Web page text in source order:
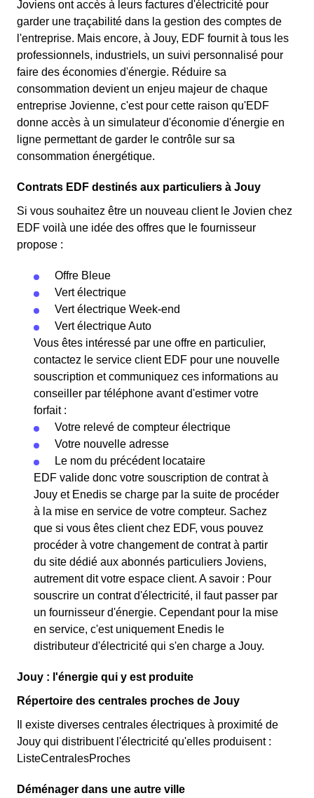
Joviens ont accès à leurs factures d'électricité pour
garder une traçabilité dans la gestion des comptes de
l'entreprise. Mais encore, à Jouy, EDF fournit à tous les
professionnels, industriels, un suivi personnalisé pour
faire des économies d'énergie. Réduire sa
consommation devient un enjeu majeur de chaque
entreprise Jovienne, c'est pour cette raison qu'EDF
donne accès à un simulateur d'économie d'énergie en
ligne permettant de garder le contrôle sur sa
consommation énergétique.
Contrats EDF destinés aux particuliers à Jouy
Si vous souhaitez être un nouveau client le Jovien chez
EDF voilà une idée des offres que le fournisseur
propose :
Offre Bleue
Vert électrique
Vert électrique Week-end
Vert électrique Auto
Vous êtes intéressé par une offre en particulier,
contactez le service client EDF pour une nouvelle
souscription et communiquez ces informations au
conseiller par téléphone avant d'estimer votre
forfait :
Votre relevé de compteur électrique
Votre nouvelle adresse
Le nom du précédent locataire
EDF valide donc votre souscription de contrat à
Jouy et Enedis se charge par la suite de procéder
à la mise en service de votre compteur. Sachez
que si vous êtes client chez EDF, vous pouvez
procéder à votre changement de contrat à partir
du site dédié aux abonnés particuliers Joviens,
autrement dit votre espace client. A savoir : Pour
souscrire un contrat d'électricité, il faut passer par
un fournisseur d'énergie. Cependant pour la mise
en service, c'est uniquement Enedis le
distributeur d'électricité qui s'en charge a Jouy.
Jouy : l'énergie qui y est produite
Répertoire des centrales proches de Jouy
Il existe diverses centrales électriques à proximité de
Jouy qui distribuent l'électricité qu'elles produisent :
ListeCentralesProches
Déménager dans une autre ville